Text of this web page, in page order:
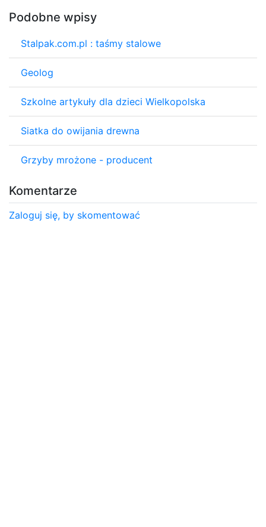
Podobne wpisy
Stalpak.com.pl : taśmy stalowe
Geolog
Szkolne artykuły dla dzieci Wielkopolska
Siatka do owijania drewna
Grzyby mrożone - producent
Komentarze
Zaloguj się, by skomentować